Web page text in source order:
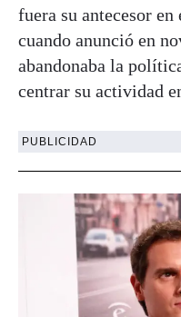
fuera su antecesor
cuando anunció en
abandonaba la
centrar su actividad
PUBLICIDAD